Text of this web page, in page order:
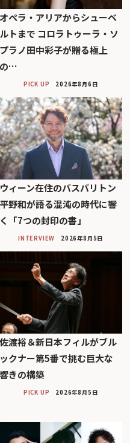
オペラ・アリアからシューベ
ルトまで コロラトゥーラ・ソ
プラノ田中彩子が贈る極上
の…
PICK UP 2026年8月6日
ウィーン在住のバスバリトン
平野和が語る混沌の時代に響
く「7つの封印の書」
INTERVIEW 2026年8月5日
佐渡裕＆新日本フィルがブル
ックナー第5番で挑む巨大な
響きの構築
PICK UP 2026年8月5日